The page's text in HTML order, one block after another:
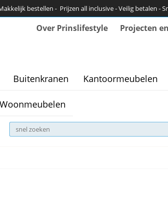
bestellen - Prijzen all inclusive - Veilig betalen -
Over Prinslifestyle Projecten
Buitenkranen Kantoormeubelen
Woonmeubelen